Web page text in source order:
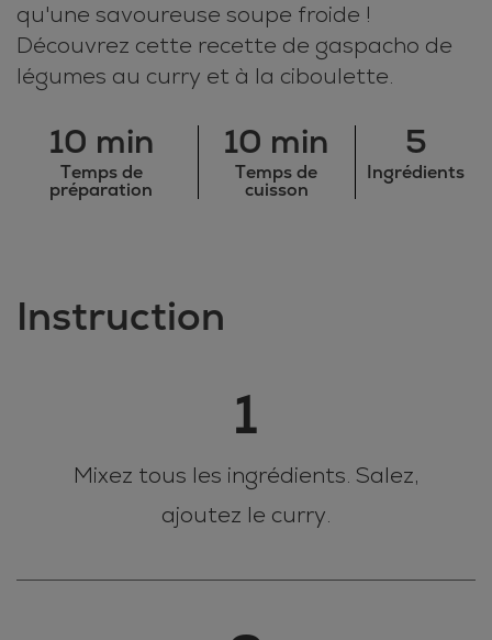
qu'une savoureuse soupe froide !
Découvrez cette recette de gaspacho de
légumes au curry et à la ciboulette.
10 min
Temps de
préparation
10 min
Temps de
cuisson
5
Ingrédients
Instruction
1
Mixez tous les ingrédients. Salez,
ajoutez le curry.